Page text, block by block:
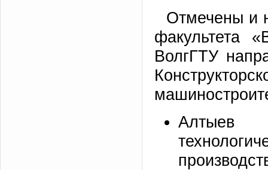
Отмечены и
факультета
ВолгГТУ
Алтыев